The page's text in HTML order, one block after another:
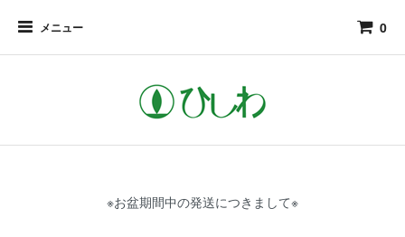
メニュー 0
※お盆期間中の発送につきまして※